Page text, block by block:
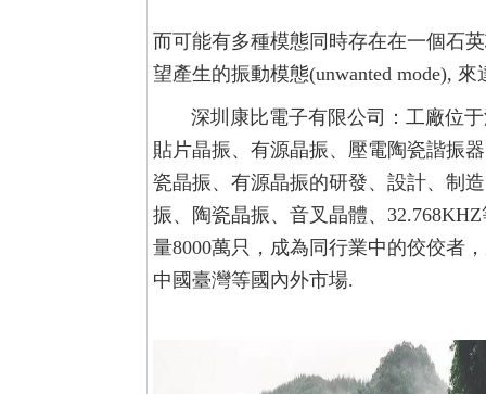
而可能有多種模態同時存在在一個石
望產生的振動模態(unwanted mode),
深圳康比電子有限公司：工廠位
貼片晶振、有源晶振、壓電陶瓷諧振
瓷晶振、有源晶振的研發、設計、制
振、陶瓷晶振、音叉晶體、
量8000萬只，成為同行業中的佼佼者
中國臺灣等國內外市場.